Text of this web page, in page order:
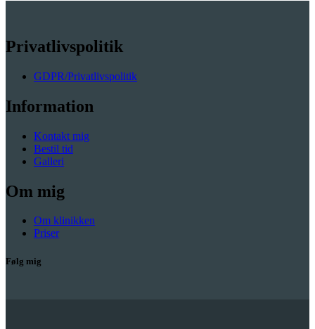
Privatlivspolitik
GDPR/Privatlivspolitik
Information
Kontakt mig
Bestil tid
Galleri
Om mig
Om klinikken
Priser
Følg mig